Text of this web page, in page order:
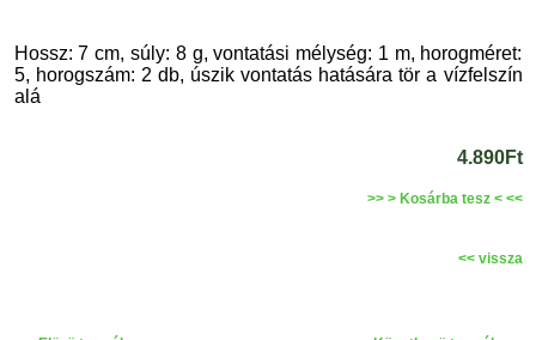
Hossz: 7 cm, súly: 8 g, vontatási mélység: 1 m, horogméret:
5, horogszám: 2 db, úszik vontatás hatására tör a vízfelszín
alá
4.890Ft
>> > Kosárba tesz < <<
<< vissza